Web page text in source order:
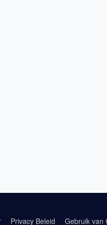
Privacy Beleid Gebruik van